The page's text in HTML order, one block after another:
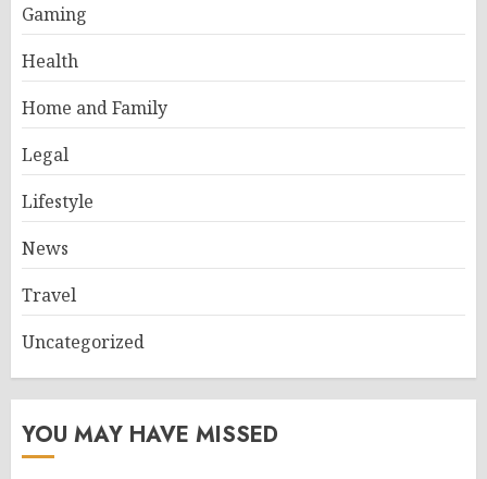
Gaming
Health
Home and Family
Legal
Lifestyle
News
Travel
Uncategorized
YOU MAY HAVE MISSED